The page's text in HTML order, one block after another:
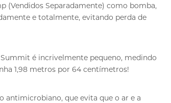
(Vendidos Separadamente) como bomba,
e totalmente, evitando perda de
é incrivelmente pequeno, medindo
1,98 metros por 64 centímetros!
antimicrobiano, que evita que o ar e a